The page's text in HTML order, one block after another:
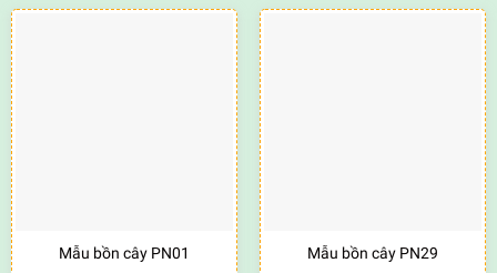
Mẫu bồn cây PN01 Mẫu bồn cây PN29